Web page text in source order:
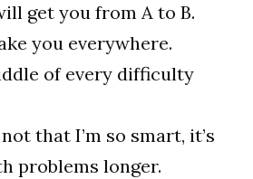
get you from A to B.
you everywhere.
of every difficulty
that I’m so smart, it’s
problems longer.